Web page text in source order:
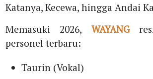
Katanya, Kecewa, hingga Andai
Memasuki 2026, WAYANG
personel terbaru:
Taurin (Vokal)